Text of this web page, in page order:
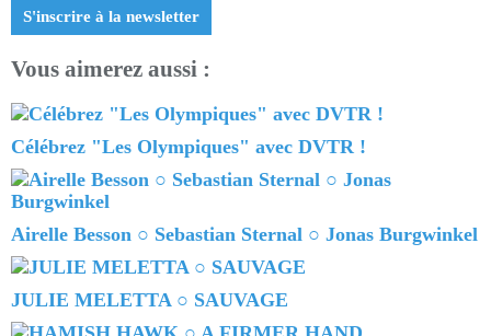
S'inscrire à la newsletter
Vous aimerez aussi :
Célébrez "Les Olympiques" avec DVTR !
Airelle Besson ○ Sebastian Sternal ○ Jonas Burgwinkel
JULIE MELETTA ○ SAUVAGE